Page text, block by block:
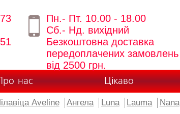
Пн.- Пт. 10.00 - 18.00
Сб.- Нд. вихідний
Безкоштовна доставка
передоплачених замовлень
від 2500 грн.
нас Цікаво
Aveline Ангела Luna Lauma Nana